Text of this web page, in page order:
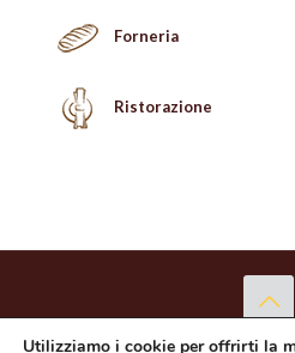
Forneria
Ristorazione
Copyright © 2026 Proba
Utilizziamo i cookie per offrirti la